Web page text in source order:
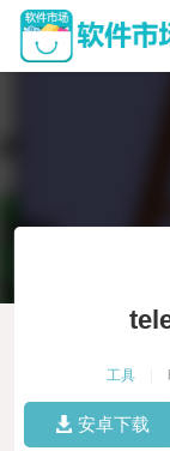
工具
安卓下载